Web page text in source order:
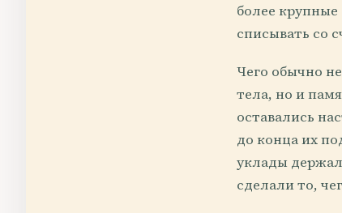
более
списывать со
Чего обычно
тела, но и
оставались
до конца их
уклады
сделали то,